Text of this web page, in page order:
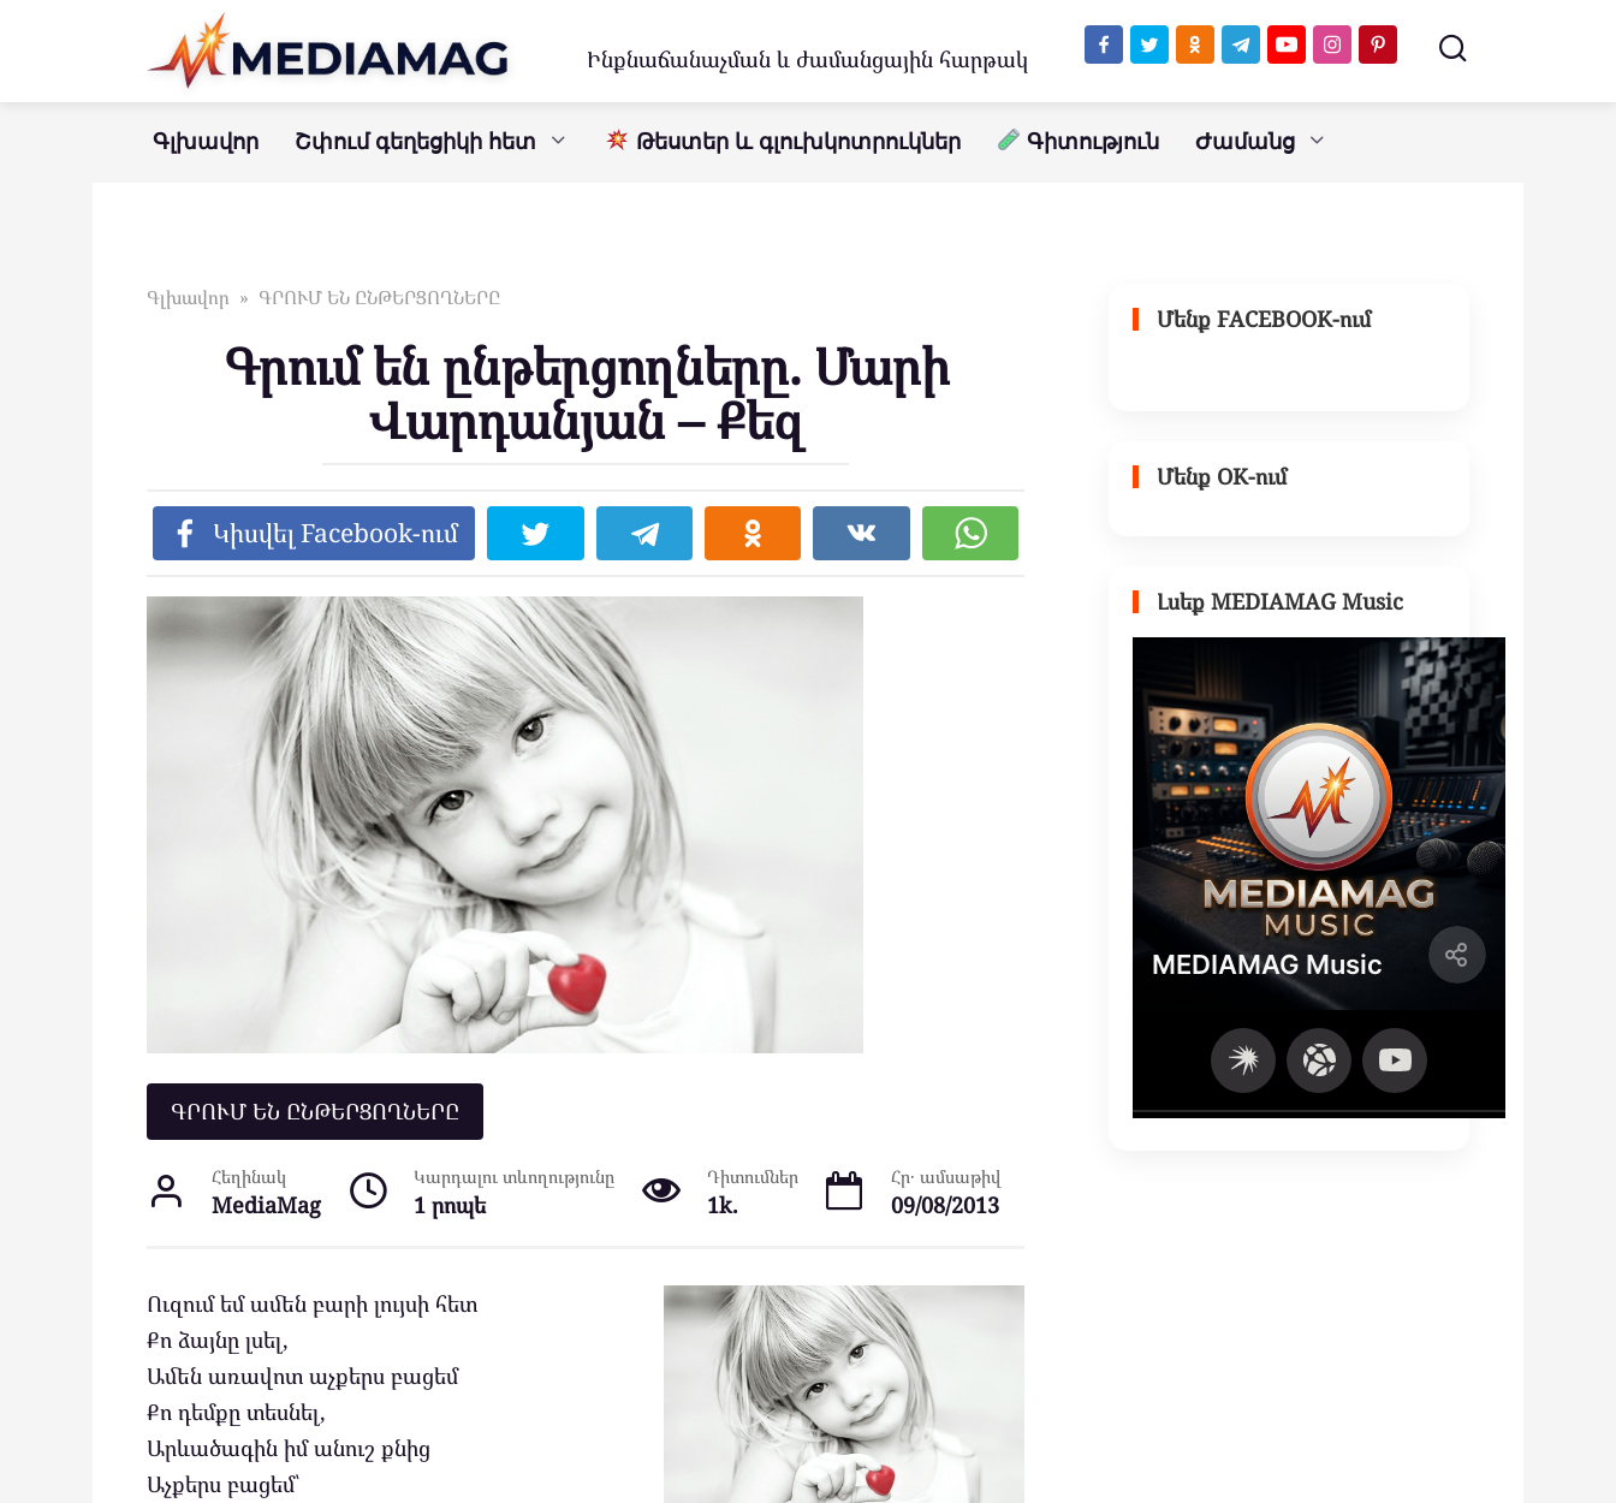
Ինքնաճանաչման և ժամանցային հարթակ
Գլխավոր Շփում գեղեցիկի հետ Թեստեր և գլուխկոտրուկներ Գիտություն Ժամանց
Գլխավոր » ԳՐՈՒՄ ԵՆ ԸՆԹԵՐՑՈՂՆԵՐԸ
Գրում են ընթերցողները. Մարի
Վարդանյան – Քեզ
Կիսվել Facebook-ում
ԳՐՈՒՄ ԵՆ ԸՆԹԵՐՑՈՂՆԵՐԸ
Հեղինակ
MediaMag
Կարդալու տևողությունը
1 րոպե
Դիտումներ
1k.
Հր․ ամսաթիվ
09/08/2013
Ուզում եմ ամեն բարի լույսի հետ
Քո ձայնը լսել,
Ամեն առավոտ աչքերս բացեմ
Քո դեմքը տեսնել,
Արևածագին իմ անուշ քնից
Աչքերս բացեմ՝
Մենք FACEBOOK-ում
Մենք OK-ում
Լսեք MEDIAMAG Music